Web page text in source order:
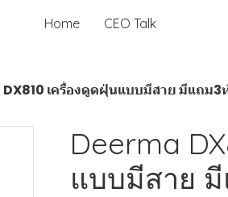
Home CEO Talk
เครื่องดูดฝุ่นแบบมีสาย มีแถม3
Deerma
แบบมีสาย